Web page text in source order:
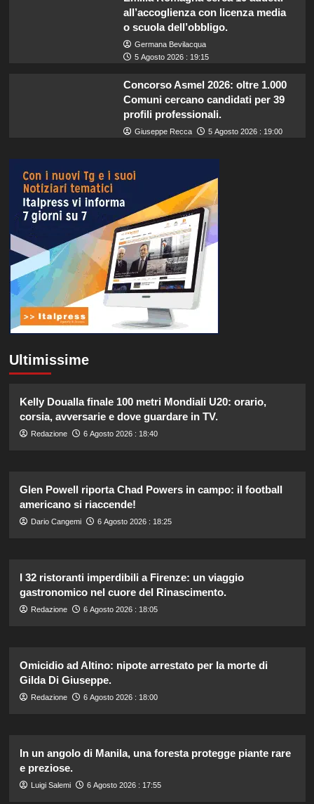
all’accoglienza con licenza media
o scuola dell’obbligo.
Germana Bevilacqua
5 Agosto 2026 : 19:15
Concorso Asmel 2026: oltre 1.000
Comuni cercano candidati per 39
profili professionali.
Giuseppe Recca 5 Agosto 2026 : 19:00
Ultimissime
Kelly Doualla finale 100 metri Mondiali U20: orario,
corsia, avversarie e dove guardare in TV.
Redazione 6 Agosto 2026 : 18:40
Glen Powell riporta Chad Powers in campo: il football
americano si riaccende!
Dario Cangemi 6 Agosto 2026 : 18:25
I 32 ristoranti imperdibili a Firenze: un viaggio
gastronomico nel cuore del Rinascimento.
Redazione 6 Agosto 2026 : 18:05
Omicidio ad Altino: nipote arrestato per la morte di
Gilda Di Giuseppe.
Redazione 6 Agosto 2026 : 18:00
In un angolo di Manila, una foresta protegge piante rare
e preziose.
Luigi Salemi 6 Agosto 2026 : 17:55